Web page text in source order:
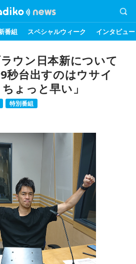
番組 スペシャルウィーク インタビュー
ウン日本新について
秒台出すのはウサイ
ょっと早い」
特別番組